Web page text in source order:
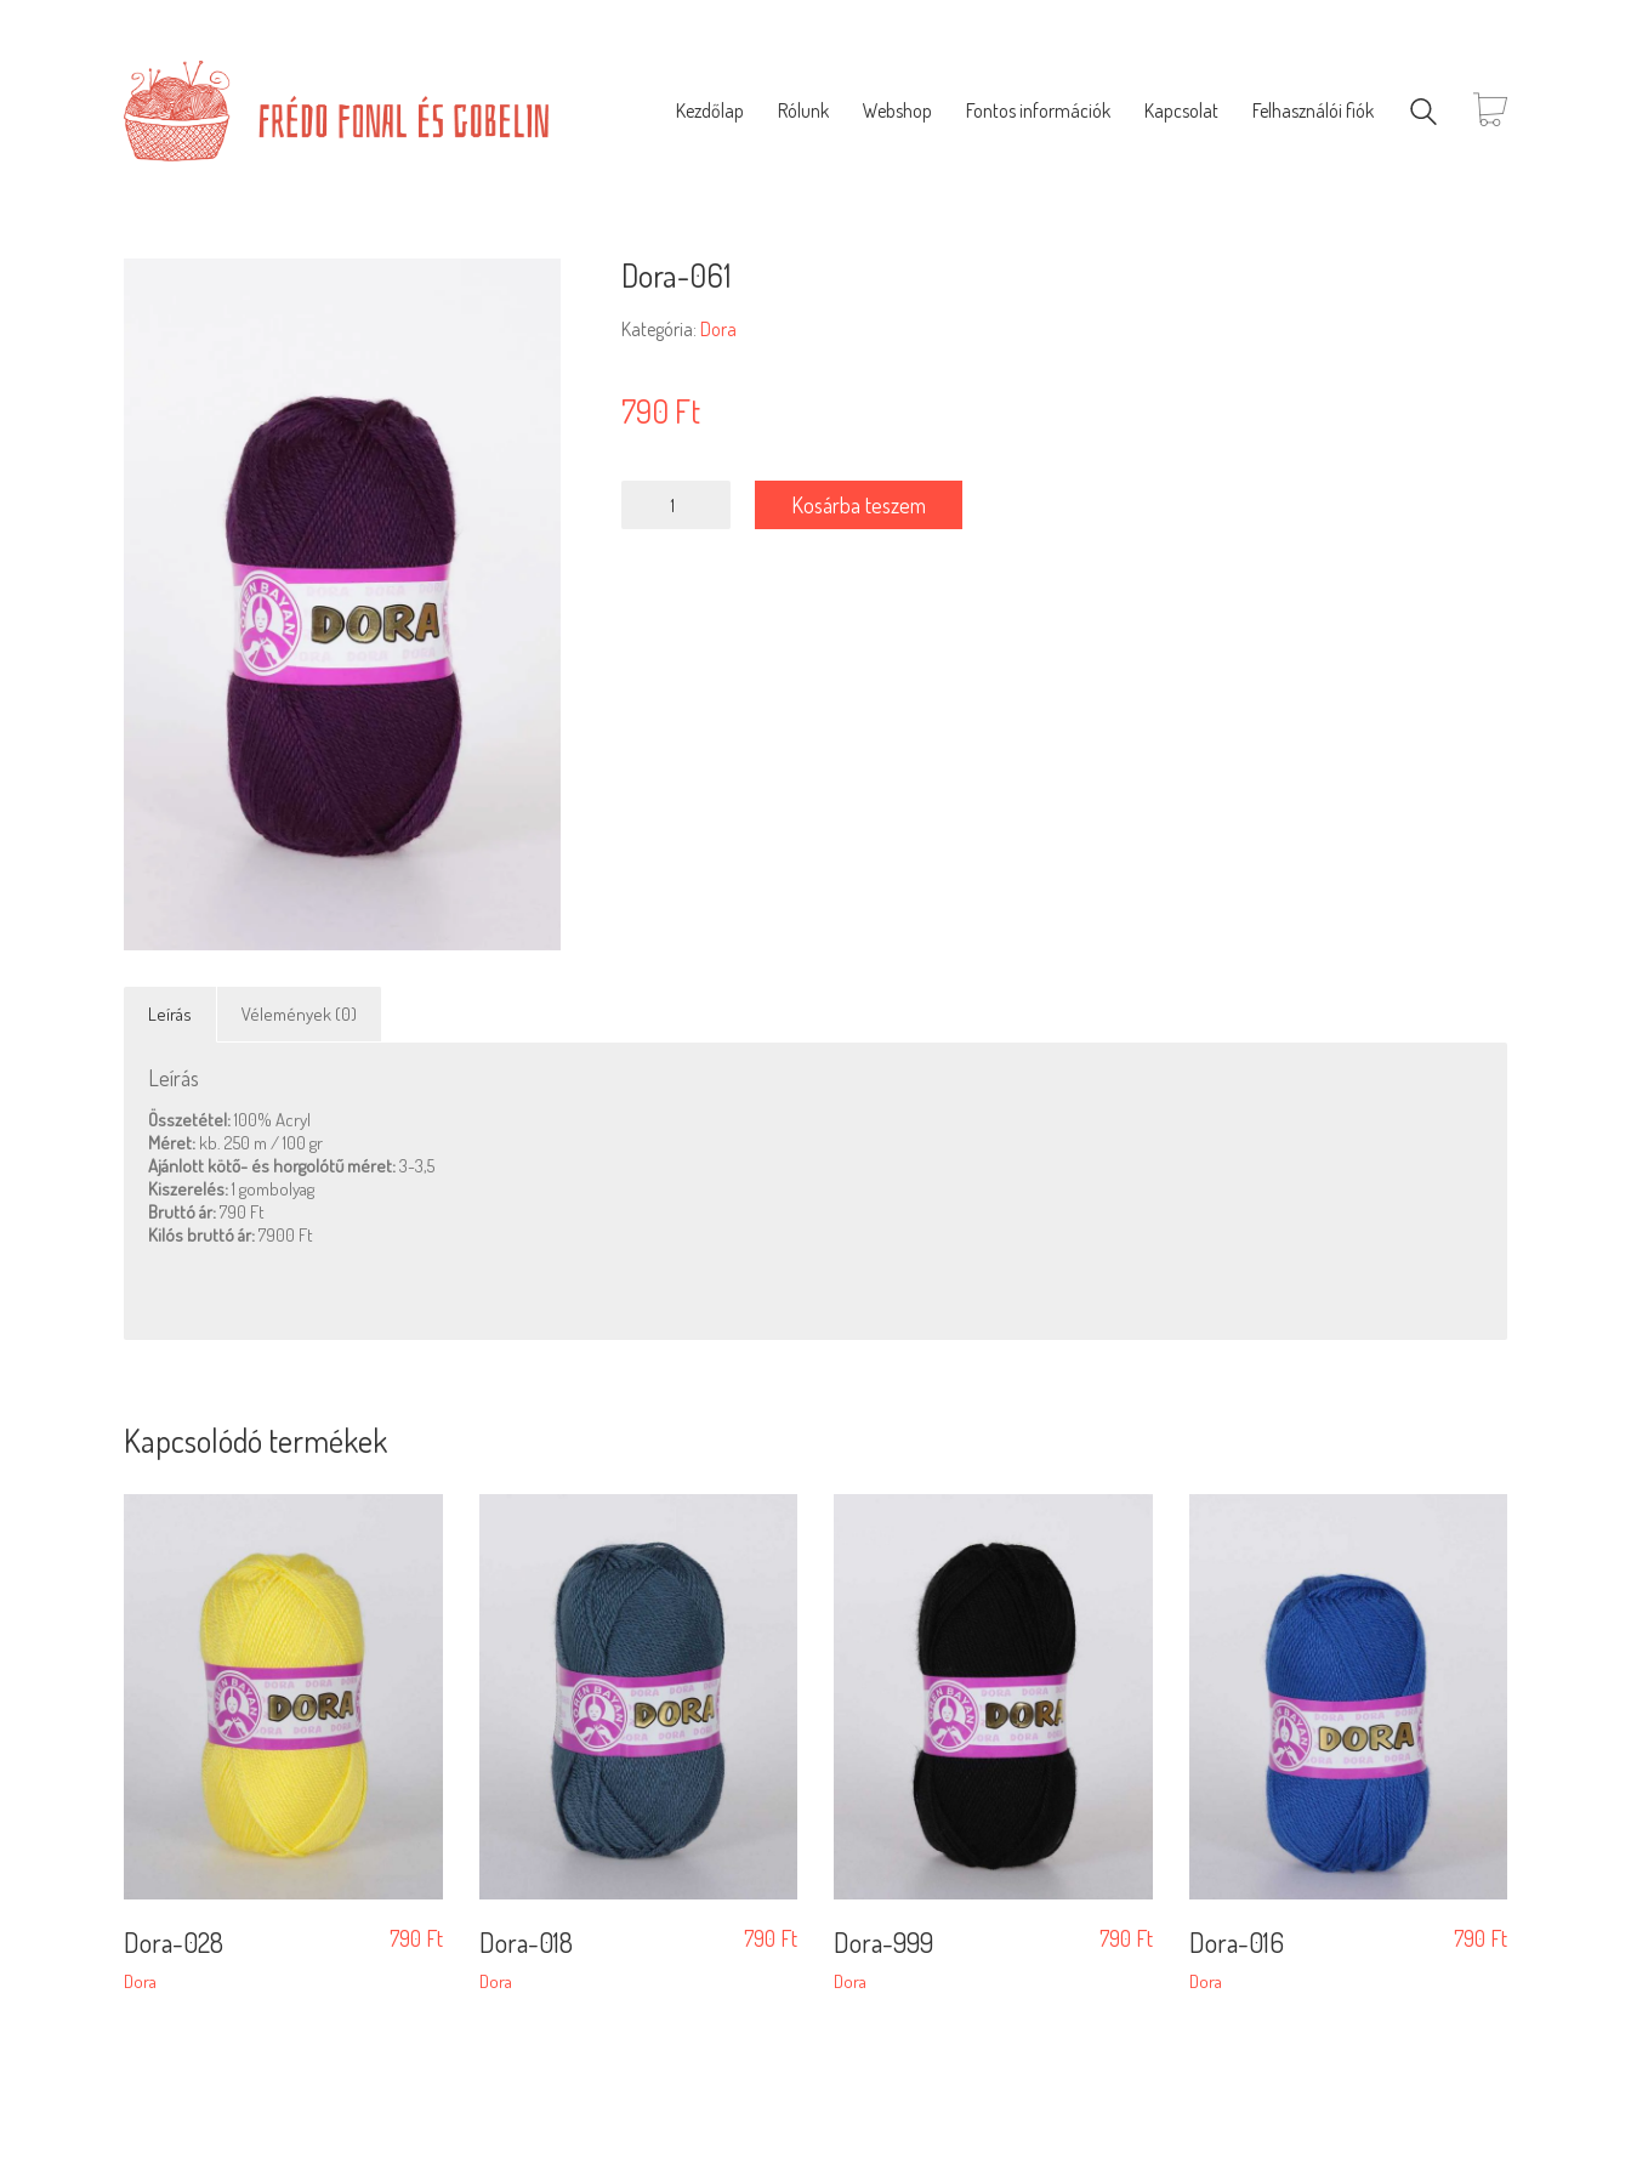
Kezdőlap Rólunk Webshop Fontos információk Kapcsolat Felhasználói fiók
Dora-061
Kategória: Dora
790 Ft
Kosárba teszem
Leírás Vélemények (0)
Leírás
Összetétel:100% Acryl
Méret: kb. 250 m / 100 gr
Ajánlott kötő- és horgolótű méret:3-3,5
Kiszerelés:1 gombolyag
Bruttó ár:790 Ft
Kilós bruttó ár:7900 Ft
Kapcsolódó termékek
Dora-028
Dora
790 Ft Dora-018
Dora
790 Ft Dora-999
Dora
790 Ft Dora-016
Dora
790 Ft